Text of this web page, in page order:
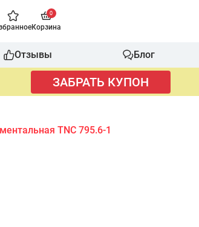
0
Корзина
Отзывы Блог
ЗАБРАТЬ КУПОН
TNC 795.6-1